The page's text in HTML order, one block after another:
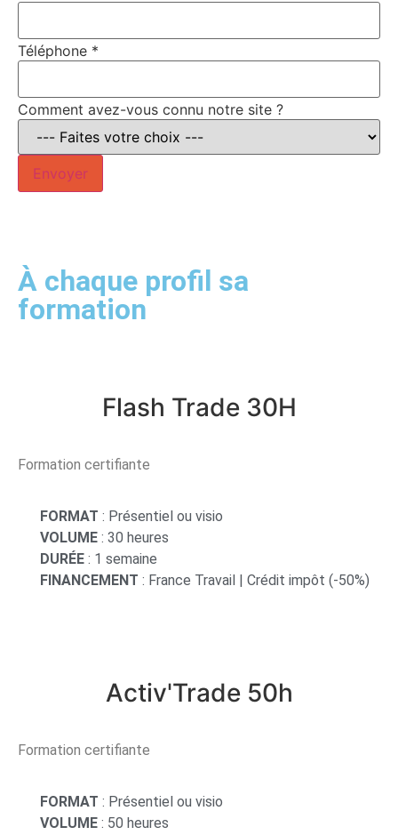
Téléphone *
Comment avez-vous connu notre site ?
Envoyer
À chaque profil sa
formation
Flash Trade 30H
Formation certifiante
FORMAT : Présentiel ou visio
VOLUME : 30 heures
DURÉE : 1 semaine
FINANCEMENT : France Travail | Crédit impôt (-50%)
Activ'Trade 50h
Formation certifiante
FORMAT : Présentiel ou visio
VOLUME : 50 heures